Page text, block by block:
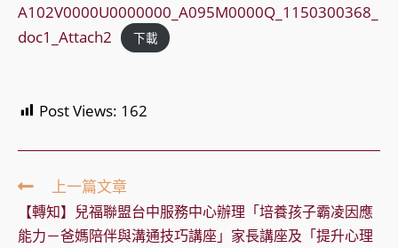
A102V0000U0000000_A095M0000Q_1150300368_
doc1_Attach2
下載
Post Views: 162
Read
more
articles
上一篇文章
【轉知】兒福聯盟台中服務中心辦理「培養孩子霸凌因應
能力－爸媽陪伴與溝通技巧講座」家長講座及「提升心理